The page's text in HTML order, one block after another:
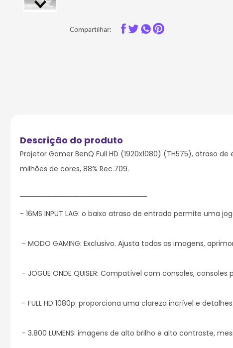
Compartilhar
Projetor Gamer BenQ Full HD (1920x1080) (TH575), atraso
milhões de cores, 88% Rec.709.
¯¯¯¯¯¯¯¯¯¯¯¯¯¯¯¯¯¯¯¯¯¯¯¯¯¯¯¯¯¯¯¯¯¯¯¯¯¯¯¯¯¯¯¯¯¯¯¯¯¯¯
- 16MS INPUT LAG: o baixo atraso de entrada permite uma